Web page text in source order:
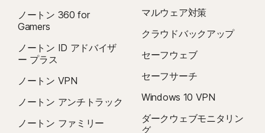
ノートン 360 for
Gamers
ノートン ID アドバイザ
ー プラス
ノートン VPN
ノートン アンチトラック
ノートン ファミリー
マルウェア対策
クラウドバックアップ
セーフウェブ
セーフサーチ
Windows 10 VPN
ダークウェブモニタリン
グ